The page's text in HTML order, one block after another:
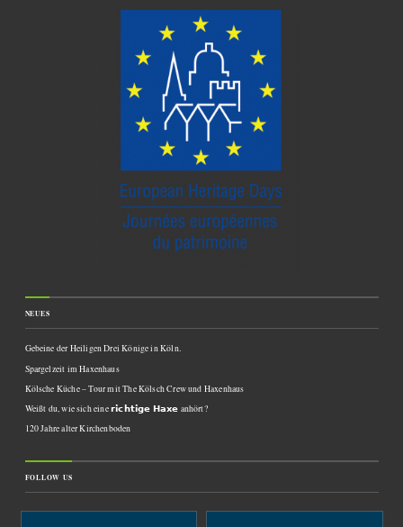
NEUES
Gebeine der Heiligen Drei Könige in Köln.
Spargelzeit im Haxenhaus
Kölsche Küche – Tour mit The Kölsch Crew und Haxenhaus
Weißt du, wie sich eine 𝗿𝗶𝗰𝗵𝘁𝗶𝗴𝗲 𝗛𝗮𝘅𝗲 anhört?
120 Jahre alter Kirchenboden
FOLLOW US